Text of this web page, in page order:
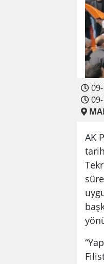
AK